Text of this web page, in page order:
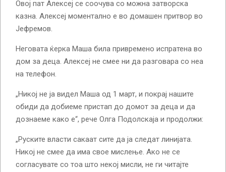
Овој пат Алексеј се соочува со можна затворска
казна. Алексеј моментално е во домашен притвор во
Јефремов.
Неговата ќерка Маша била привремено испратена во
дом за деца. Алексеј не смее ни да разговара со неа
на телефон.
„Никој не ја видел Маша од 1 март, и покрај нашите
обиди да добиеме пристап до домот за деца и да
дознаеме како е“, рече Олга Подолскаја и продолжи:
„Руските власти сакаат сите да ја следат линијата.
Никој не смее да има свое мислење. Ако не се
согласувате со тоа што некој мисли, не ги читајте